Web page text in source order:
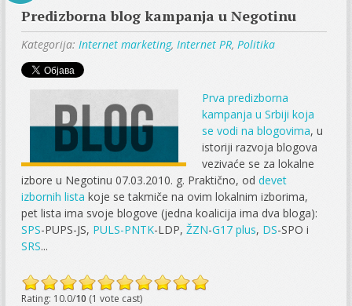
Predizborna blog kampanja u Negotinu
Kategorija: Internet marketing,Internet PR, Politika
Prva predizborna
kampanja u Srbiji koja
se vodi na blogovima, u
istoriji razvoja blogova
vezivaće se za lokalne
izbore u Negotinu 07.03.2010. g. Praktično, oddevet
izbornih lista koje se takmiče na ovim lokalnim izborima,
pet lista ima svoje blogove (jedna koalicija ima dva bloga):
SPS-PUPS-JS, PULS-PNTK-LDP,ŽZN-G17 plus, DS-SPO i
SRS...
Rating: 10.0/10 (1 vote cast)